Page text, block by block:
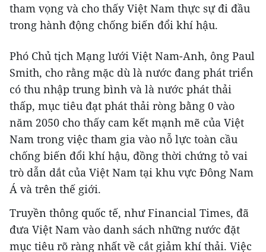
tham vọng và cho thấy Việt Nam thực sự đi đầu
trong hành động chống biến đổi khí hậu.
Phó Chủ tịch Mạng lưới Việt Nam-Anh, ông Paul
Smith, cho rằng mặc dù là nước đang phát triển
có thu nhập trung bình và là nước phát thải
thấp, mục tiêu đạt phát thải ròng bằng 0 vào
năm 2050 cho thấy cam kết mạnh mẽ của Việt
Nam trong việc tham gia vào nỗ lực toàn cầu
chống biến đổi khí hậu, đồng thời chứng tỏ vai
trò dẫn dắt của Việt Nam tại khu vực Đông Nam
Á và trên thế giới.
Truyền thông quốc tế, như Financial Times, đã
đưa Việt Nam vào danh sách những nước đặt
mục tiêu rõ ràng nhất về cắt giảm khí thải. Việc